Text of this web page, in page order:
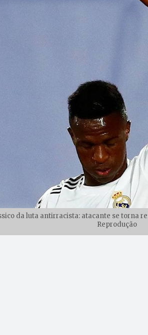
da luta antirracista: atacante se torna
Reprodução